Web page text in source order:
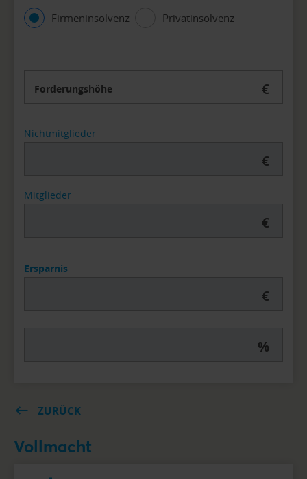
Firmeninsolvenz Privatinsolvenz
Forderungshöhe €
Nichtmitglieder
€
Mitglieder
€
Ersparnis
€
%
ZURÜCK
Vollmacht